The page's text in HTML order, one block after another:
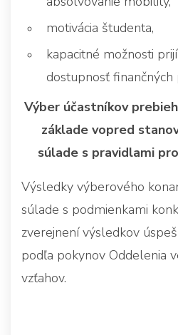
motivácia študenta,
kapacitné možnosti
dostupnosť finančných
Výber účastníkov
základe vopred
súlade s pravidlami
Výsledky výberového
súlade s podmienkami
zverejnení výsledkov
podľa pokynov Oddelenia
vzťahov.